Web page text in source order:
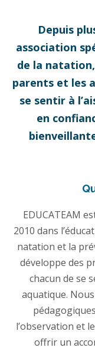
Depuis
association
de la
parents et les
se sentir à
en
EDUCATEAM
2010 dans
natation et la
développe des
chacun de se
aquatique.
l’observation et
offrir un